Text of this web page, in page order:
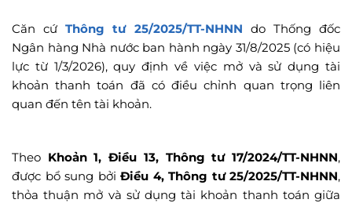
Căn cứThông tư 25/2025/TT-NHNN do Thống đốc
Ngân hàng Nhà nước ban hành ngày 31/8/2025 (có hiệu
lực từ 1/3/2026), quy định về việc mở và sử dụng tài
khoản thanh toán đã có điều chỉnh quan trọng liên
quan đến tên tài khoản.
Theo Khoản 1, Điều 13, Thông tư 17/2024/TT-NHNN,
được bổ sung bởi Điều 4, Thông tư 25/2025/TT-NHNN,
thỏa thuận mở và sử dụng tài khoản thanh toán giữa